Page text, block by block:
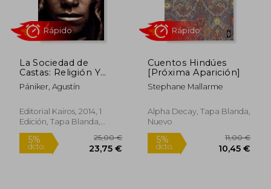
5%
dcto. 23,75 €
5%
La Sociedad de
Castas: Religión Y
Política En La India
Pániker, Agustín
Editorial Kairos, 2014, 1
Edición, Tapa Blanda,
Nuevo
Cuentos Hindúes
[Próxima Aparición]
Stephane Mallarme
Alpha Decay, Tapa Blanda,
Nuevo